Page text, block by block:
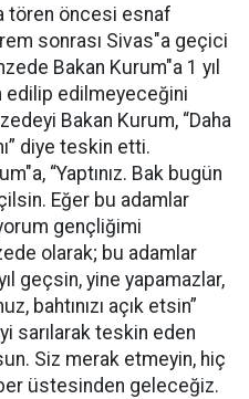
tören öncesi esnaf
sonrası Sivas"a geçici
Bakan Kurum"a 1 yıl
edilip edilmeyeceğini
Bakan Kurum, “Daha
diye teskin etti.
“Yaptınız. Bak bugün
Eğer bu adamlar
gençliğimi
olarak; bu adamlar
geçsin, yine yapamazlar,
bahtınızı açık etsin”
sarılarak teskin eden
Siz merak etmeyin, hiç
üstesinden geleceğiz.